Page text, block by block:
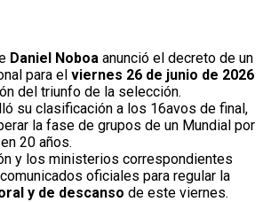
Daniel Noboa anunció el decreto de un
para el viernes 26 de junio de 2026
del triunfo de la selección.
su clasificación a los 16avos de final,
la fase de grupos de un Mundial por
20 años.
y los ministerios correspondientes
oficiales para regular la
y de descanso de este viernes.